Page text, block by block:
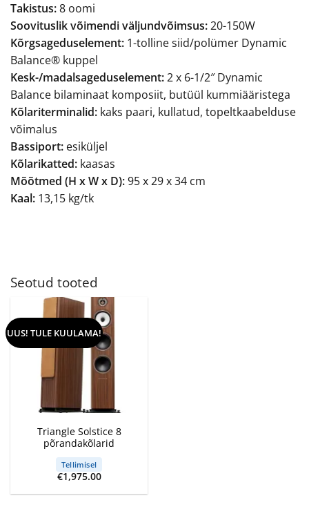
Takistus:8 oomi
Soovituslik võimendi väljundvõimsus:20-150W
Kõrgsageduselement: 1-tolline siid/polümer Dynamic
Balance® kuppel
Kesk-/madalsageduselement:2 x 6-1/2″ Dynamic
Balance bilaminaat komposiit, butüül kummiääristega
Kõlariterminalid: kaks paari, kullatud, topeltkaabelduse
võimalus
Bassiport: esiküljel
Kõlarikatted: kaasas
Mõõtmed (H x W x D):95 x 29 x 34 cm
Kaal: 13,15 kg/tk
Seotud tooted
UUS! TULE KUULAMA!
Triangle Solstice 8
põrandakõlarid
Tellimisel
€1,975.00